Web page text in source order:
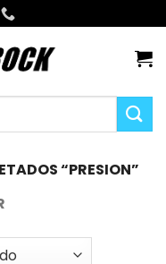
“PRESION”